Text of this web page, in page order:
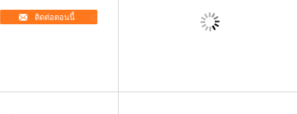
ติดต่อตอนนี้